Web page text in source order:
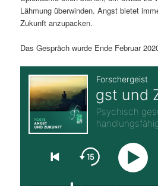
Lähmung überwinden. Angst bietet
Zukunft anzupacken.
Das Gespräch wurde Ende Februar